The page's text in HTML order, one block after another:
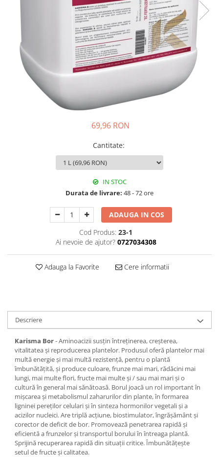
69,96 RON
Cantitate:
IN STOC
Durata de livrare: 48 - 72 ore
ADAUGA IN COS
Cod Produs: 23-1
Ai nevoie de ajutor? 0727034308
Adauga la Favorite Cere informatii
Descriere
Karisma Bor- Aminoacizii susțin întreținerea, creșterea,
vitalitatea și reproducerea plantelor. Produsul oferă plantelor mai
multă energie și mai multă rezistență, pentru o plantă
îmbunătățită, și produce culoare, frunze mai mari, rădăcini mai
lungi, mai multe flori, fructe mai multe și / sau mai mari și o
cultură în general mai sănătoasă. Borul joacă un rol important în
mișcarea și metabolismul zaharurilor din plante, în formarea
ligninei pereților celulari și în sinteza hormonilor vegetali și a
acizilor nucleici. Are triplă acțiune, biostimulator, îngrășământ și
corector de deficit de bor. Promovează penetrarea rapidă și
eficientă a frunzelor și transportul borului în întreaga plantă.
Sprijină recuperarea rapidă din situații critice. Îmbunătățește
setul de fructe și calitatea.